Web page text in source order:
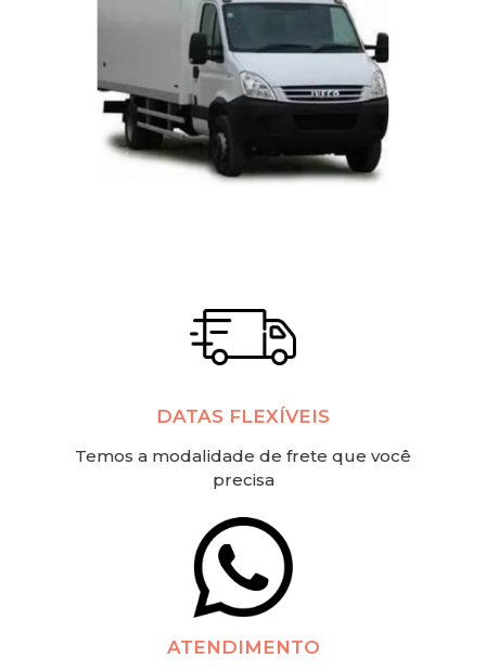
DATAS FLEXÍVEIS
Temos a modalidade de frete que você
precisa
ATENDIMENTO